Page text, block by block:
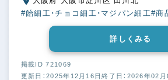
#飴細工・チョコ細工・マジパン細工#商
詳しくみる
掲載ID 721069
更新日：2025年12月16日終了日：2026年02月